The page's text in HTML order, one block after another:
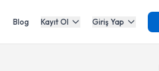
Blog Kayıt Ol Giriş Yap